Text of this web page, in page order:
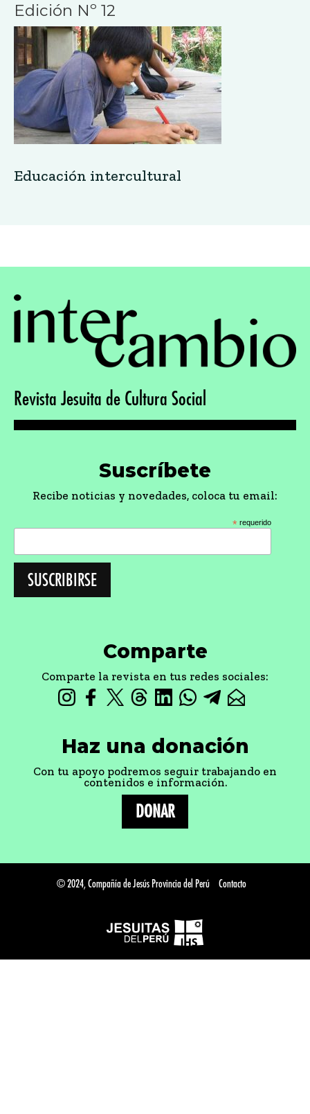
Edición Nº 12
Educación intercultural
Revista Jesuita de Cultura Social
Suscríbete
Recibe noticias y novedades, coloca tu email:
* requerido
Comparte
Comparte la revista en tus redes sociales:
Haz una donación
Con tu apoyo podremos seguir trabajando en
contenidos e información.
DONAR
© 2024, Compañía de Jesús Provincia del Perú Contacto